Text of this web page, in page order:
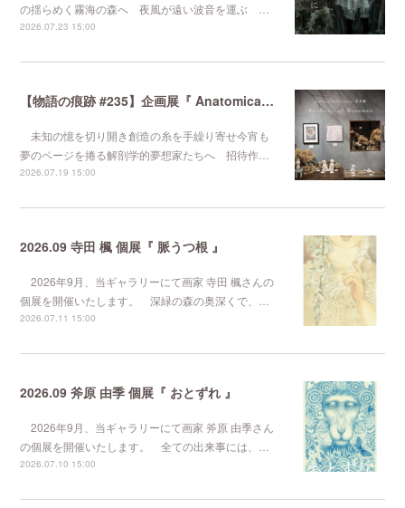
の揺らめく霧海の森へ 夜風が遠い波音を運ぶ …
2026.07.23 15:00
【物語の痕跡 #235】企画展『 Anatomical Dreamer 』
未知の憶を切り開き創造の糸を手繰り寄せ今宵も
夢のページを捲る解剖学的夢想家たちへ 招待作…
2026.07.19 15:00
2026.09 寺田 楓 個展『 脈うつ根 』
2026年9月、当ギャラリーにて画家 寺田 楓さんの
個展を開催いたします。 深緑の森の奥深くで、…
2026.07.11 15:00
2026.09 斧原 由季 個展『 おとずれ 』
2026年9月、当ギャラリーにて画家 斧原 由季さん
の個展を開催いたします。 全ての出来事には、…
2026.07.10 15:00